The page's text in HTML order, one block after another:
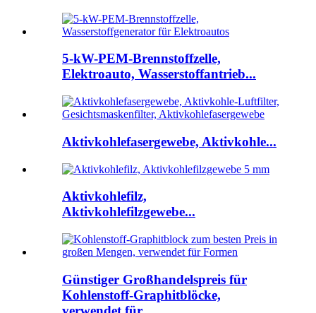
5-kW-PEM-Brennstoffzelle,
Elektroauto, Wasserstoffantrieb...
Aktivkohlefasergewebe, Aktivkohle...
Aktivkohlefilz,
Aktivkohlefilzgewebe...
Günstiger Großhandelspreis für
Kohlenstoff-Graphitblöcke,